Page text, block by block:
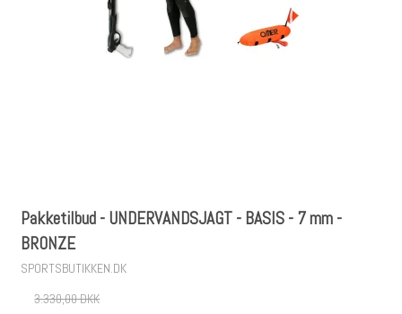
Pakketilbud - UNDERVANDSJAGT - BASIS - 7 mm -
BRONZE
SPORTSBUTIKKEN.DK
3.330,00 DKK